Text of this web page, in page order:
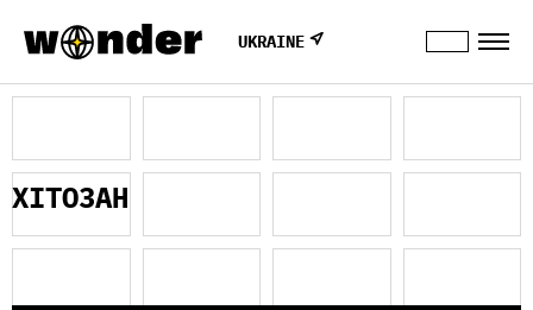
UKRAINE
ХІТОЗАН